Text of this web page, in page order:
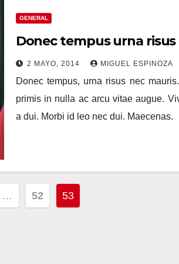
GENERAL
Donec tempus urna risus
2 MAYO, 2014 MIGUEL ESPINOZA
Donec tempus, urna risus nec
primis in nulla ac arcu vitae augue.
a dui. Morbi id leo nec dui. Maecenas.
… 52 53